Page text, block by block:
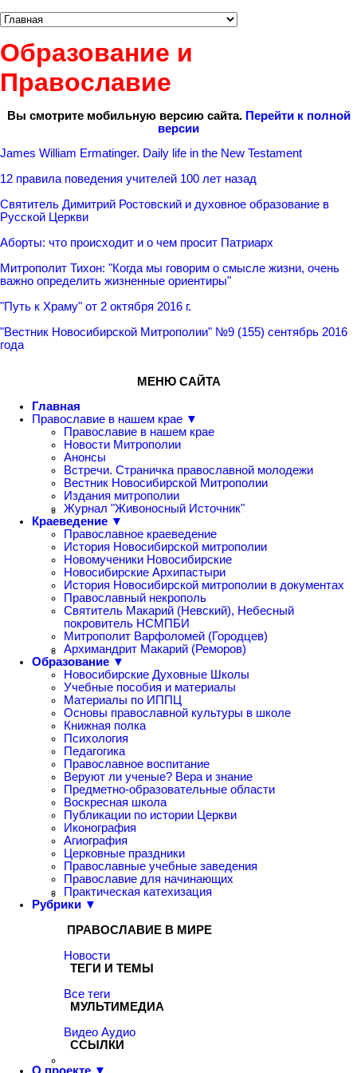
Образование и
Православие
Вы смотрите мобильную версию сайта. Перейти к полной
версии
James William Ermatinger. Daily life in the New Testament
12 правила поведения учителей 100 лет назад
Святитель Димитрий Ростовский и духовное образование в
Русской Церкви
Аборты: что происходит и о чем просит Патриарх
Митрополит Тихон: "Когда мы говорим о смысле жизни, очень
важно определить жизненные ориентиры"
"Путь к Храму" от 2 октября 2016 г.
"Вестник Новосибирской Митрополии" №9 (155) сентябрь 2016
года
МЕНЮ САЙТА
Главная
Православие в нашем крае ▼
Православие в нашем крае
Новости Митрополии
Анонсы
Встречи. Страничка православной молодежи
Вестник Новосибирской Митрополии
Издания митрополии
Журнал "Живоносный Источник"
Краеведение ▼
Православное краеведение
История Новосибирской митрополии
Новомученики Новосибирские
Новосибирские Архипастыри
История Новосибирской митрополии в документах
Православный некрополь
Святитель Макарий (Невский), Небесный
покровитель НСМПБИ
Митрополит Варфоломей (Городцев)
Архимандрит Макарий (Реморов)
Образование ▼
Новосибирские Духовные Школы
Учебные пособия и материалы
Материалы по ИППЦ
Основы православной культуры в школе
Книжная полка
Психология
Педагогика
Православное воспитание
Веруют ли ученые? Вера и знание
Предметно-образовательные области
Воскресная школа
Публикации по истории Церкви
Иконография
Агиография
Церковные праздники
Православные учебные заведения
Православие для начинающих
Практическая катехизация
Рубрики ▼
ПРАВОСЛАВИЕ В МИРЕ
Новости
ТЕГИ И ТЕМЫ
Все теги
МУЛЬТИМЕДИА
Видео Аудио
ССЫЛКИ